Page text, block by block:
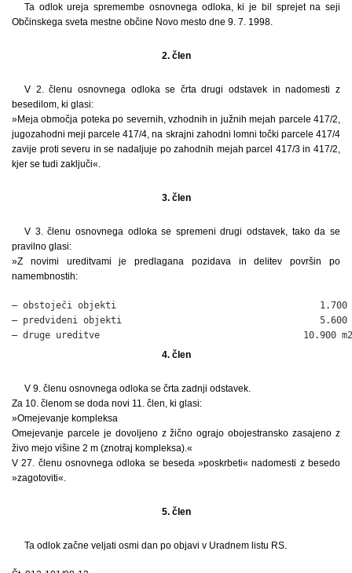
Ta odlok ureja spremembe osnovnega odloka, ki je bil sprejet na seji
Občinskega sveta mestne občine Novo mesto dne 9. 7. 1998.
2. člen
V 2. členu osnovnega odloka se črta drugi odstavek in nadomesti z
besedilom, ki glasi:
»Meja območja poteka po severnih, vzhodnih in južnih mejah parcele 417/2,
jugozahodni meji parcele 417/4, na skrajni zahodni lomni točki parcele 417/4
zavije proti severu in se nadaljuje po zahodnih mejah parcel 417/3 in 417/2,
kjer se tudi zaključi«.
3. člen
V 3. členu osnovnega odloka se spremeni drugi odstavek, tako da se
pravilno glasi:
»Z novimi ureditvami je predlagana pozidava in delitev površin po
namembnostih:
– obstoječi objekti                                     1.700
– predvideni objekti                                    5.600
– druge ureditve                                     10.900
4. člen
V 9. členu osnovnega odloka se črta zadnji odstavek.
Za 10. členom se doda novi 11. člen, ki glasi:
»Omejevanje kompleksa
Omejevanje parcele je dovoljeno z žično ograjo obojestransko zasajeno z
živo mejo višine 2 m (znotraj kompleksa).«
V 27. členu osnovnega odloka se beseda »poskrbeti« nadomesti z besedo
»zagotoviti«.
5. člen
Ta odlok začne veljati osmi dan po objavi v Uradnem listu RS.